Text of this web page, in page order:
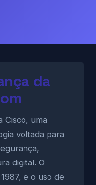
da
Cisco, uma
voltada para
digital. O
e o uso de